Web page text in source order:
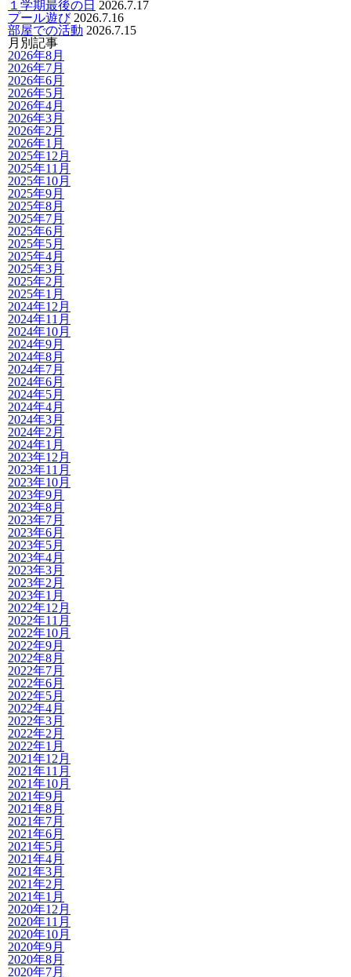
１学期最後の日 2026.7.17
プール遊び 2026.7.16
部屋での活動 2026.7.15
月別記事
2026年8月
2026年7月
2026年6月
2026年5月
2026年4月
2026年3月
2026年2月
2026年1月
2025年12月
2025年11月
2025年10月
2025年9月
2025年8月
2025年7月
2025年6月
2025年5月
2025年4月
2025年3月
2025年2月
2025年1月
2024年12月
2024年11月
2024年10月
2024年9月
2024年8月
2024年7月
2024年6月
2024年5月
2024年4月
2024年3月
2024年2月
2024年1月
2023年12月
2023年11月
2023年10月
2023年9月
2023年8月
2023年7月
2023年6月
2023年5月
2023年4月
2023年3月
2023年2月
2023年1月
2022年12月
2022年11月
2022年10月
2022年9月
2022年8月
2022年7月
2022年6月
2022年5月
2022年4月
2022年3月
2022年2月
2022年1月
2021年12月
2021年11月
2021年10月
2021年9月
2021年8月
2021年7月
2021年6月
2021年5月
2021年4月
2021年3月
2021年2月
2021年1月
2020年12月
2020年11月
2020年10月
2020年9月
2020年8月
2020年7月